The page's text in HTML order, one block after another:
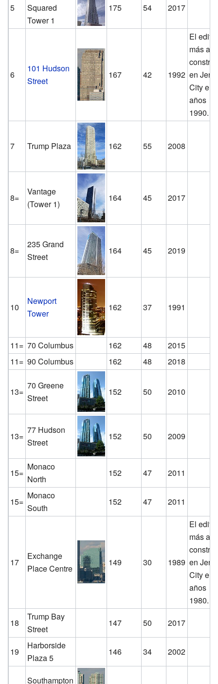
5
Squared
Tower 1
175 54 2017
6
101 Hudson
Street
167 42 1992
El
más
en
City en
años
1990.
7 Trump Plaza 162 55 2008
8=
Vantage
(Tower 1)
164 45 2017
8=
235 Grand
Street
164 45 2019
10
Newport
Tower
162 37 1991
11= 70 Columbus 162 48
2015
11= 90 Columbus 162 48 2018
13=
70 Greene
Street
152 50 2010
13=
77 Hudson
Street
152 50 2009
15=
Monaco
North
152 47 2011
15=
Monaco
South
152 47 2011
17
Exchange
Place Centre
149 30 1989
El
más
en
City en
años
1980.
18
Trump Bay
Street
147 50 2017
19
Harborside
Plaza 5
146 34 2002
Southampton